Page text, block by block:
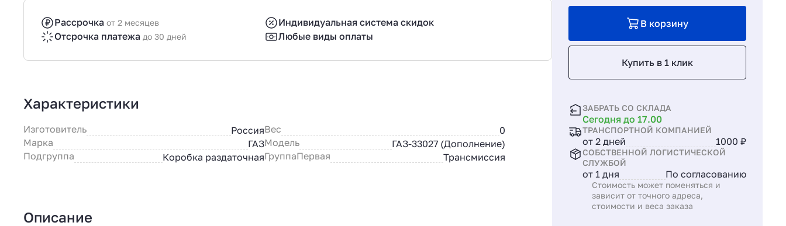
Рассрочка от 2 месяцев
Индивидуальная система скидок
Отсрочка платежа до 30 дней Любые виды оплаты
Характеристики
Изготовитель РоссияВес
0
Марка
ГАЗМодель
ГАЗ-33027 (Дополнение)
Подгруппа
Коробка раздаточнаяГруппаПервая Трансмиссия
Описание
В корзину
Купить в 1 клик
ЗАБРАТЬ СО СКЛАДА
Сегодня до 17.00
ТРАНСПОРТНОЙ КОМПАНИЕЙ
от 2 дней 1000 ₽
СОБСТВЕННОЙ ЛОГИСТИЧЕСКОЙ
СЛУЖБОЙ
от 1 дня По согласованию
Стоимость может поменяться и
зависит от точного адреса,
стоимости и веса заказа